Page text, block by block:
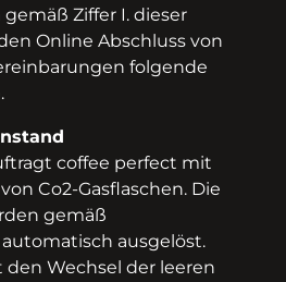
Ziffer I. dieser
Online Abschluss von
folgende
coffee perfect mit
Co2­-Gasflaschen. Die
gemäß
ausgelöst.
Wechsel der leeren